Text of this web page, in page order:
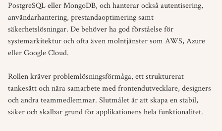
PostgreSQL eller MongoDB, och hanterar också autentisering,
användarhantering, prestandaoptimering samt
säkerhetslösningar. De behöver ha god förståelse för
systemarkitektur och ofta även molntjänster som AWS, Azure
eller Google Cloud.
Rollen kräver problemlösningsförmåga, ett strukturerat
tankesätt och nära samarbete med frontendutvecklare, designers
och andra teammedlemmar. Slutmålet är att skapa en stabil,
säker och skalbar grund för applikationens hela funktionalitet.